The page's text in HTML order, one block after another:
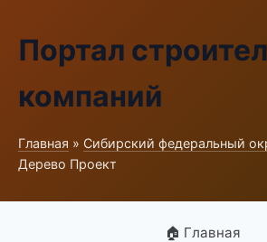
Портал
компаний
Главная » Сибирский федеральный
Дерево Проект
🏠 Главная